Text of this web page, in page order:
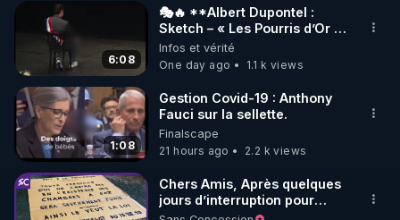
http://rgnr.li/news
🌱 VIDÉOS NON CENSURÉES SUR ODYSEE
Toutes les vidéos Youtube sont aussi sur la
http://rgnr.li/odysee
🌱 LES STAGES EN PRÉSENTIEL
6:08
🎭🔥 **Albert Dupontel :
Sketch – « Les Pourris d’Or »
🏆💰**
Infos et vérité
One day ago
1.1 k views
1:08
Gestion Covid-19 : Anthony
Fauci sur la sellette.
Finalscape
21 hours ago
2.2 k views
Chers Amis, Après quelques
jours d’interruption pour
clarifier ma position